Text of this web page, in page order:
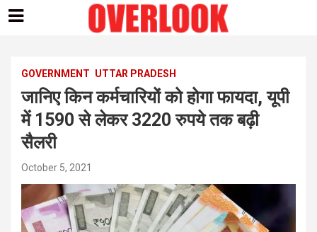
contentGOVERNMENT UTTAR PRADESH
जानिए किन कर्मचारियों को होगा फायदा, यूपी
में 1590 से लेकर 3220 रुपये तक बढ़ी
सैलरी
October 5, 2021